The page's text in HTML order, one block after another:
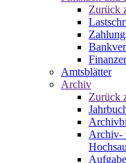
Zurück
Amtsblätter
Archiv
Zurück
Archiv-